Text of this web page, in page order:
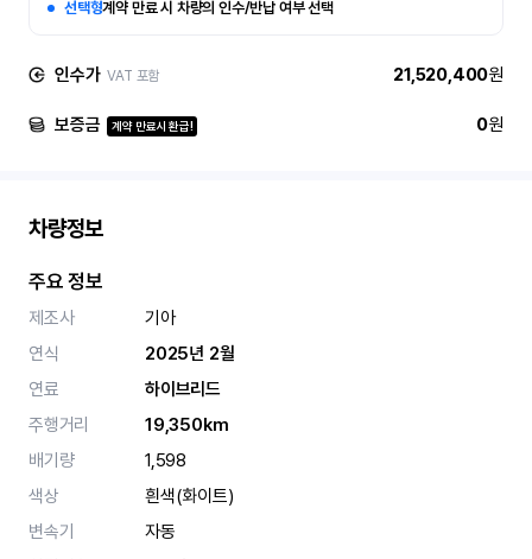
선택형계약 만료 시 차량의 인수/반납 여부 선택
인수가 VAT 포함 21,520,400원
보증금 계약 만료시 환급! 0원
차량정보
주요 정보
제조사
기아
연식
2025년 2월
연료
하이브리드
주행거리
19,350km
배기량
1,598
색상
흰색(화이트)
변속기
자동